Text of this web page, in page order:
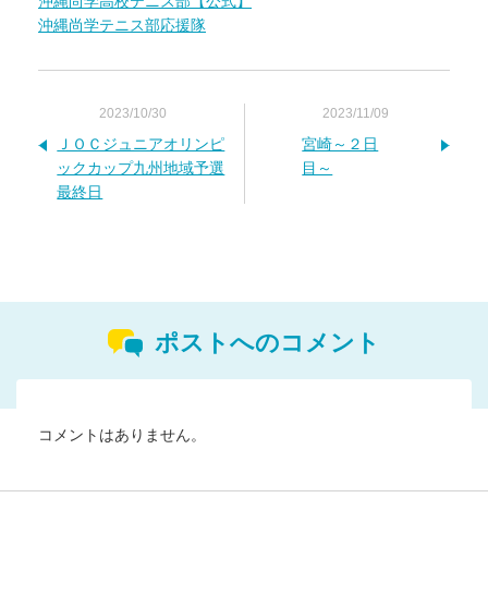
沖縄尚学テニス部応援隊
2023/10/30
ＪＯＣジュニアオリンピ
ックカップ九州地域予選
最終日
2023/11/09
宮崎～２日
目～
ポストへのコメント
コメントはありません。